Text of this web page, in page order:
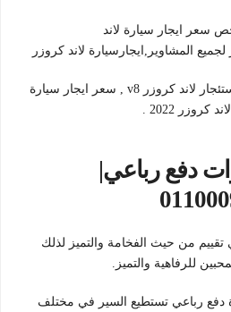
سعر ايجار سيارة لاند
المشاوير,ايجارسيارة لاند كروزر
لحفلات الزفاف والافراح , استئجار لاند كروزر v8 , سعر ايجار سيارة
2022 .
دفع رباعي|
تقييم من حيث الفخامة والتميز لذلك
للرفاهية والتميز.
دفع رباعي تستطيع السير في مختلف